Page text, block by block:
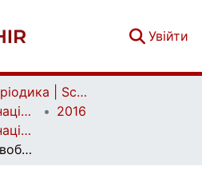
Увійти
Наукова періодика | Scientific periodicals
Вісник Київського національного університету імені Тараса Шевченка. Економіка | Bulletin of Taras Shevchenko National University of Kyiv. Economics
2016
Вісник Київського національного університету імені Тараса Шевченка. Економіка. Випуск 9 (186)
Стан економічної свободи в Україні та її вплив на конкурентоспроможність